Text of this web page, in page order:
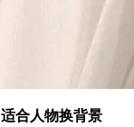
适合人物换背景